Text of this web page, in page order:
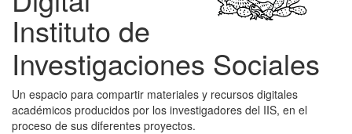
Instituto de
Investigaciones Sociales
Un espacio para compartir materiales y recursos digitales
académicos producidos por los investigadores del IIS, en el
proceso de sus diferentes proyectos.